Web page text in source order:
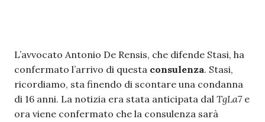
L’avvocato Antonio De Rensis, che difende Stasi, ha
confermato l’arrivo di questa consulenza. Stasi,
ricordiamo, sta finendo di scontare una condanna
di 16 anni. La notizia era stata anticipata dal TgLa7e
ora viene confermato che la consulenza sarà